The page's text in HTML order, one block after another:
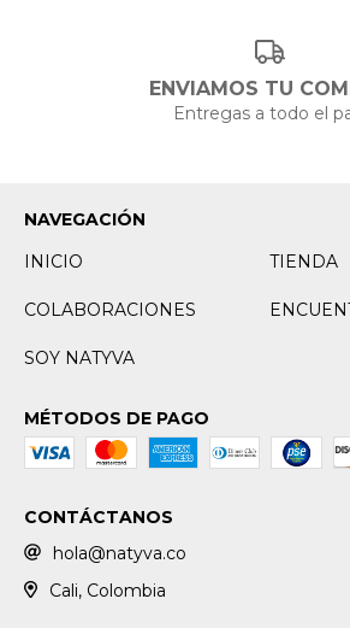
ENVIAMOS TU
Entregas a todo el
NAVEGACIÓN
INICIO
TIENDA
COLABORACIONES
SOY NATYVA
MÉTODOS DE PAGO
CONTÁCTANOS
hola@natyva.co
Cali, Colombia